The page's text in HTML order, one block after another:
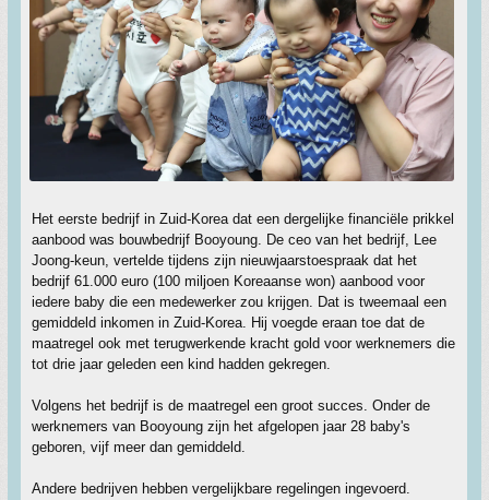
Het eerste bedrijf in Zuid-Korea dat een dergelijke financiële prikkel
aanbood was bouwbedrijf Booyoung. De ceo van het bedrijf, Lee
Joong-keun, vertelde tijdens zijn nieuwjaarstoespraak dat het
bedrijf 61.000 euro (100 miljoen Koreaanse won) aanbood voor
iedere baby die een medewerker zou krijgen. Dat is tweemaal een
gemiddeld inkomen in Zuid-Korea. Hij voegde eraan toe dat de
maatregel ook met terugwerkende kracht gold voor werknemers die
tot drie jaar geleden een kind hadden gekregen.
Volgens het bedrijf is de maatregel een groot succes. Onder de
werknemers van Booyoung zijn het afgelopen jaar 28 baby's
geboren, vijf meer dan gemiddeld.
Andere bedrijven hebben vergelijkbare regelingen ingevoerd.